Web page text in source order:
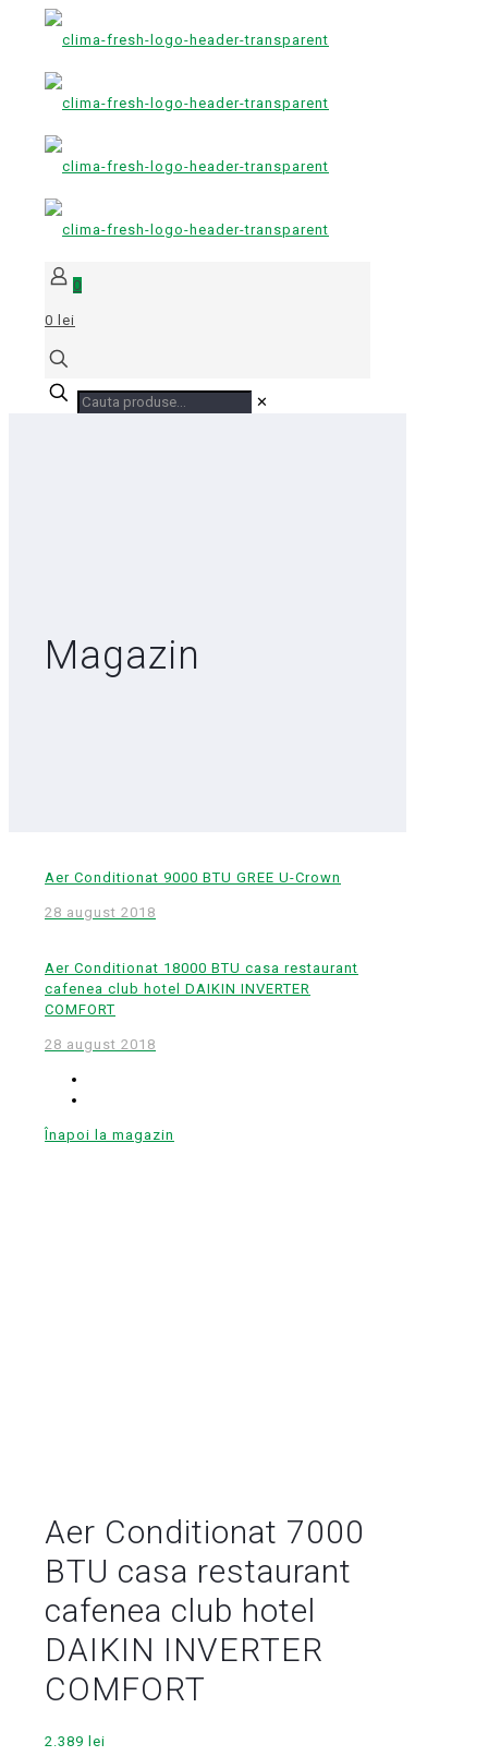
0
0 lei
✕
Magazin
Aer Conditionat 9000 BTU GREE U-Crown
28 august 2018
Aer Conditionat 18000 BTU casa restaurant
cafenea club hotel DAIKIN INVERTER
COMFORT
28 august 2018
Înapoi la magazin
Aer Conditionat 7000
BTU casa restaurant
cafenea club hotel
DAIKIN INVERTER
COMFORT
2.389 lei